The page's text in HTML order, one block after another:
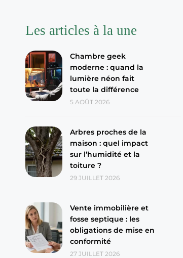
Les articles à la une
Chambre geek
moderne : quand la
lumière néon fait
toute la différence
5 AOÛT 2026
Arbres proches de la
maison : quel impact
sur l’humidité et la
toiture ?
29 JUILLET 2026
Vente immobilière et
fosse septique : les
obligations de mise en
conformité
27 JUILLET 2026